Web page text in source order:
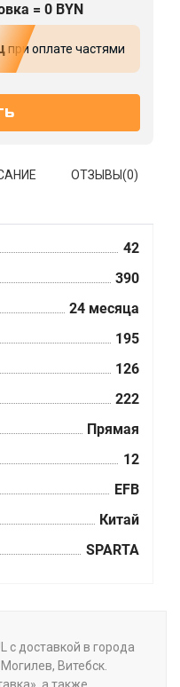
= 0 BYN
при оплате частями
ОТЗЫВЫ(0)
42
390
24 месяца
195
126
222
Прямая
12
EFB
Китай
SPARTA
с доставкой в города
Витебск.